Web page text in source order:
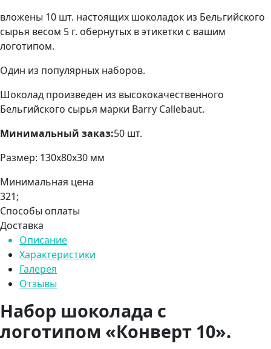
вложены 10 шт. настоящих шоколадок из Бельгийского
сырья весом 5 г. обернутых в этикетки с вашим
логотипом.
Один из популярных наборов.
Шоколад произведен из высококачественного
Бельгийского сырья марки Barry Callebaut.
Минимальный заказ:50 шт.
Размер: 130х80х30 мм
Минимальная цена
321;
Способы оплаты
Доставка
Описание
Характеристики
Галерея
Отзывы
Набор шоколада с
логотипом «Конверт 10».